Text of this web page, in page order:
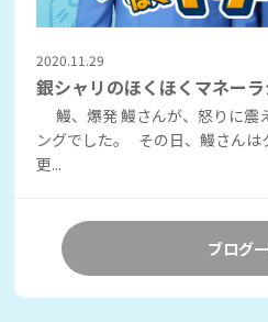
2020.11.29
銀シャリのほくほくマネー
鰻、爆発 鰻さんが、怒りに震
ングでした。 その日、鰻さんは
更...
ブログ